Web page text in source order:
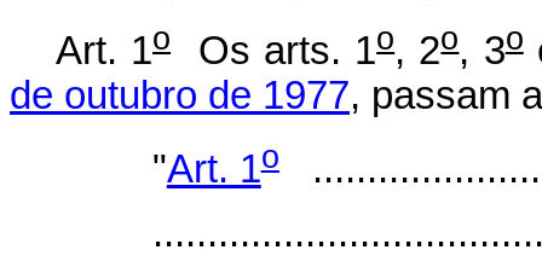
Art. 1o Os arts. 1o, 2o, 3o
de outubro de 1977, passam
"Art. 1o